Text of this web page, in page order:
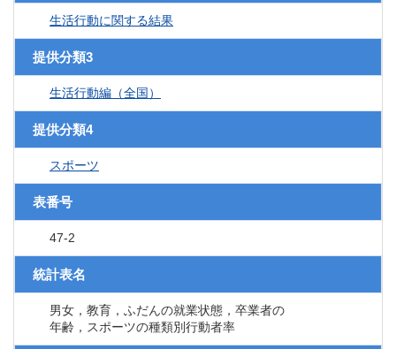
生活行動に関する結果
提供分類3
生活行動編（全国）
提供分類4
スポーツ
表番号
47-2
統計表名
男女，教育，ふだんの就業状態，卒業者の
年齢，スポーツの種類別行動者率